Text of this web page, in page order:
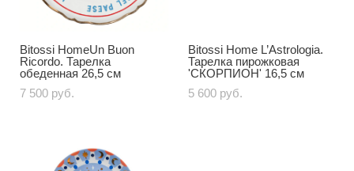
Bitossi HomeUn Buon
Ricordo. Тарелка
обеденная 26,5 см
7 500 pуб.
Bitossi Home L’Astrologia.
Тарелка пирожковая
'СКОРПИОН' 16,5 см
5 600 pуб.